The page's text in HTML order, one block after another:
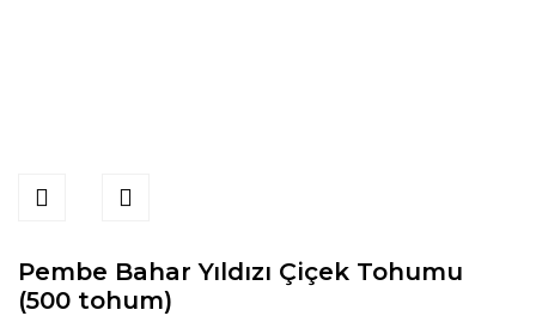
Pembe Bahar Yıldızı Çiçek Tohumu
(500 tohum)